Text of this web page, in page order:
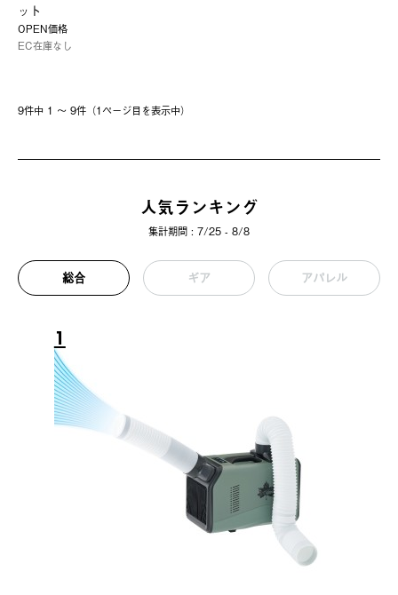
ット
OPEN価格
EC在庫なし
9件中 1 〜 9件（1ページ⽬を表⽰中）
人気ランキング
集計期間 : 7/25 - 8/8
総合 ギア アパレル
1